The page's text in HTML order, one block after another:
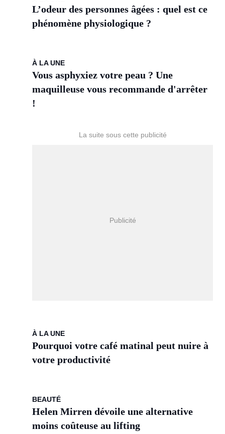
L’odeur des personnes âgées : quel est ce
phénomène physiologique ?
À LA UNE
Vous asphyxiez votre peau ? Une
maquilleuse vous recommande d'arrêter
!
À LA UNE
Pourquoi votre café matinal peut nuire à
votre productivité
BEAUTÉ
Helen Mirren dévoile une alternative
moins coûteuse au lifting